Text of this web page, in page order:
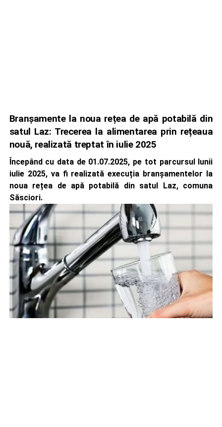
Branșamente la noua rețea de apă potabilă din
satul Laz: Trecerea la alimentarea prin rețeaua
nouă, realizată treptat în iulie 2025
Începând cu data de 01.07.2025, pe tot parcursul lunii
iulie 2025, va fi realizată execuția branșamentelor la
noua rețea de apă potabilă din satul Laz, comuna
Săsciori.